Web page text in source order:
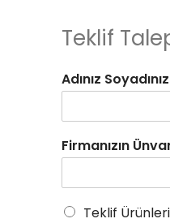
Teklif
Adınız Soyadınız
Firmanızın
Teklif